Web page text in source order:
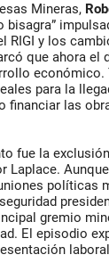
Mineras,
bisagra”
RIGI y los
que ahora el
económico.
para la
financiar las
fue la
Laplace.
políticas
gremio
El episodio